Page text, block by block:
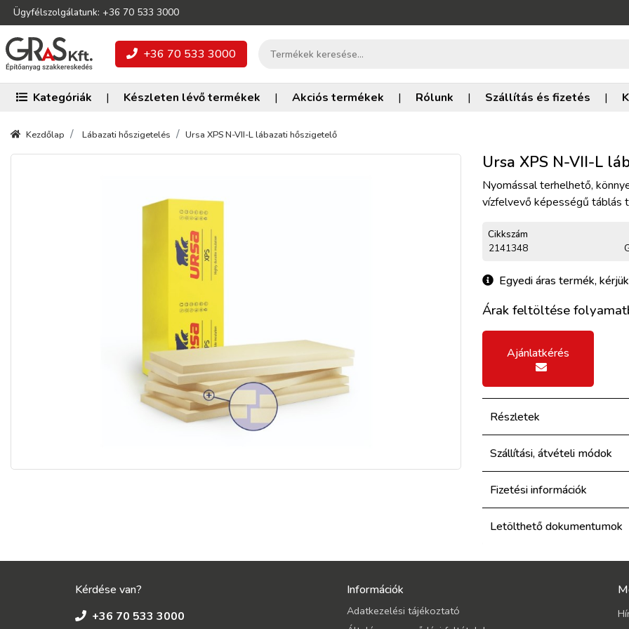
Ügyfélszolgálatunk: +36 70 533 3000
+36 70 533 3000
Kategóriák | Készleten lévő termékek | Akciós termékek | Rólunk | Szállítás és fizetés |
Kezdőlap Lábazati hőszigetelés Ursa XPS N-VII-L lábazati hőszigetelő
Ursa XPS N-VII-L
Nyomással terhelhető,
vízfelvevő képességű táblás
Cikkszám
2141348
Egyedi áras termék,
Árak feltöltése
Ajánlatkérés
Részletek
Szállítási, átvételi módok
Fizetési információk
Letölthető dokumentumok
Kérdése van?
+36 70 533 3000
Információk
Adatkezelési tájékoztató